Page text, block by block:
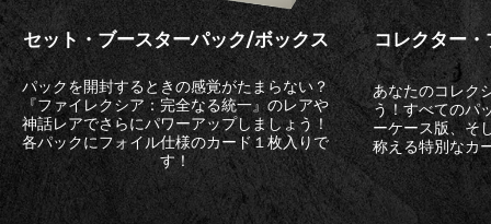
セット・ブースターパック/ボックス
パックを開封するときの感覚がたまらない？
『ファイレクシア：完全なる統一』のレアや
神話レアでさらにパワーアップしましょう！
各パックにフォイル仕様のカード１枚入りで
す！
コレクター
あなたのコレク
う！すべてのパ
ーケース版、そ
称える特別なカ